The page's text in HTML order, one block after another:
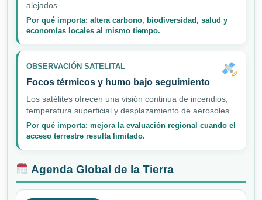
alejados.
Por qué importa: altera carbono, biodiversidad, salud y
economías locales al mismo tiempo.
OBSERVACIÓN SATELITAL
Focos térmicos y humo bajo seguimiento
Los satélites ofrecen una visión continua de incendios,
temperatura superficial y desplazamiento de aerosoles.
Por qué importa: mejora la evaluación regional cuando el
acceso terrestre resulta limitado.
Agenda Global de la Tierra